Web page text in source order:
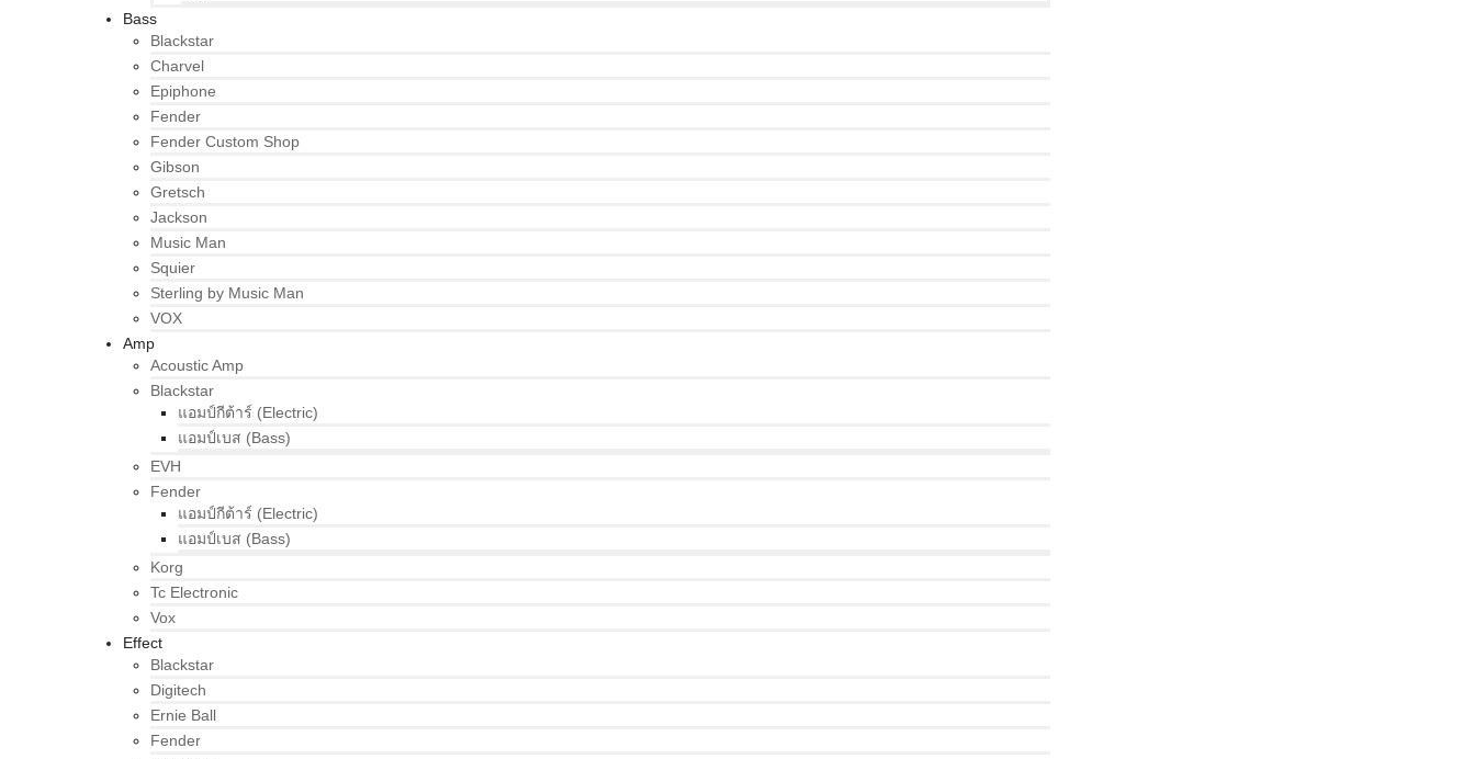
Bass
Blackstar
Charvel
Epiphone
Fender
Fender Custom Shop
Gibson
Gretsch
Jackson
Music Man
Squier
Sterling by Music Man
VOX
Amp
Acoustic Amp
Blackstar
แอมป์กีต้าร์ (Electric)
แอมป์เบส (Bass)
EVH
Fender
แอมป์กีต้าร์ (Electric)
แอมป์เบส (Bass)
Korg
Tc Electronic
Vox
Effect
Blackstar
Digitech
Ernie Ball
Fender